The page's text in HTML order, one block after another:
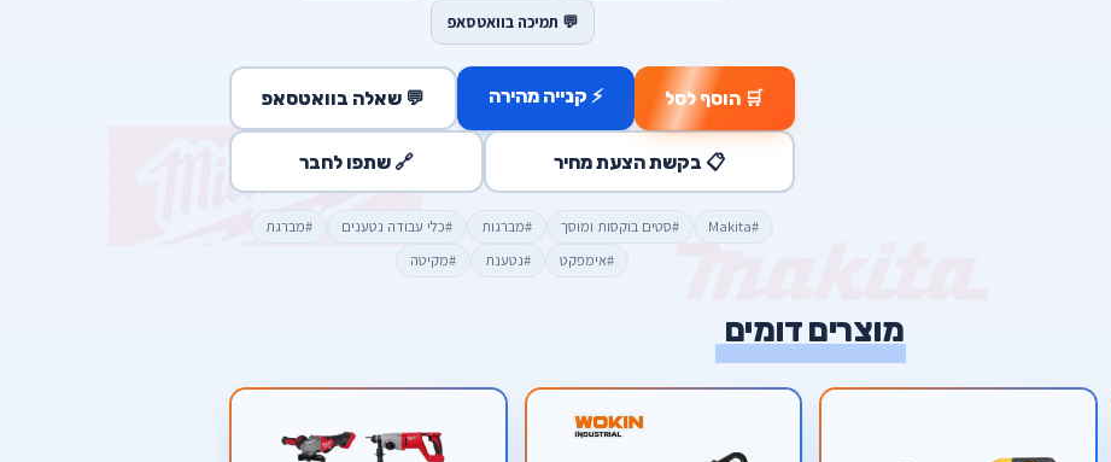
💬 תמיכה בוואטסאפ
🛒 הוסף לסל ⚡ קנייה מהירה 💬 שאלה בוואטסאפ
📋 בקשת הצעת מחיר 🔗 שתפו לחבר
#Makita #סטים בוקסות ומוסך #מברגות #כלי עבודה נטענים
#מברגת
#אימפקט
#נטענת #מקיטה
מוצרים דומים